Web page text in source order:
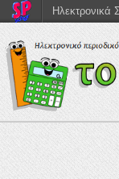
Ηλεκτρονικά